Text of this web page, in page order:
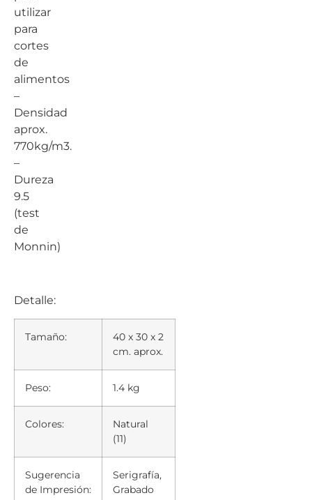
utilizar
para
cortes
de
alimentos
–
Densidad
aprox.
770kg/m3.
–
Dureza
9.5
(test
de
Monnin)
Detalle:
Tamaño:
40 x 30 x 2
cm. aprox.
Peso: 1.4 kg
Colores:
Natural
(11)
Sugerencia
de Impresión:
Serigrafía,
Grabado